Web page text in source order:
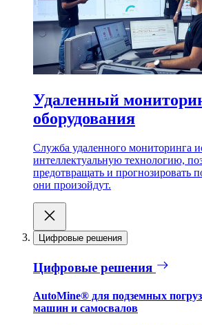
Удаленный
оборудования
Служба удаленного мониторинга
интеллектуальную технологию,
предотвращать и прогнозировать
они произойдут.
Цифровые решения
Цифровые решения
AutoMine® для подземных
машин и самосвалов